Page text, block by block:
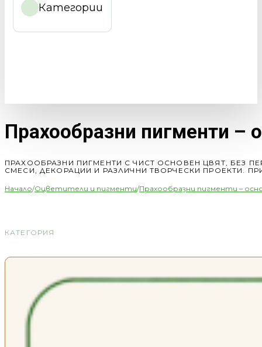
Категории
Прахообразни пигменти –
ПРАХООБРАЗНИ ПИГМЕНТИ С ЧИСТ ОСНОВЕН ЦВЯТ, БЕЗ
СМЕСИ, ДЕКОРАЦИИ И РАЗЛИЧНИ ТВОРЧЕСКИ ПРОЕКТИ.
Начало/Оцветители и пигменти/Прахообразни пигменти –
КАТЕГОРИЯ